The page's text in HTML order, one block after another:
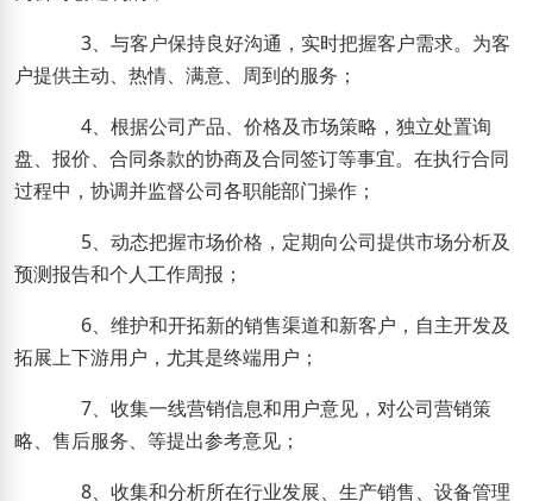
3、与客户保持良好沟通，实时把握客户需求。为客
户提供主动、热情、满意、周到的服务；
4、根据公司产品、价格及市场策略，独立处置询
盘、报价、合同条款的协商及合同签订等事宜。在执行合同
过程中，协调并监督公司各职能部门操作；
5、动态把握市场价格，定期向公司提供市场分析及
预测报告和个人工作周报；
6、维护和开拓新的销售渠道和新客户，自主开发及
拓展上下游用户，尤其是终端用户；
7、收集一线营销信息和用户意见，对公司营销策
略、售后服务、等提出参考意见；
8、收集和分析所在行业发展、生产销售、设备管理